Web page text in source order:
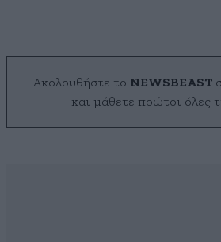
Ακολουθήστε το NEWSBEAST
και μάθετε πρώτοι όλες